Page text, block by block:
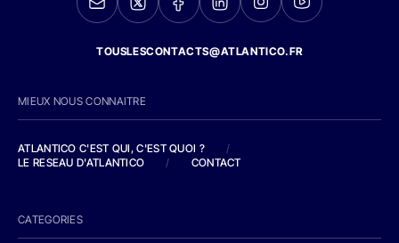
TOUSLESCONTACTS@ATLANTICO.FR
MIEUX NOUS CONNAITRE
ATLANTICO C'EST QUI, C'EST QUOI ?
/
LE RESEAU D'ATLANTICO
/ CONTACT
CATEGORIES